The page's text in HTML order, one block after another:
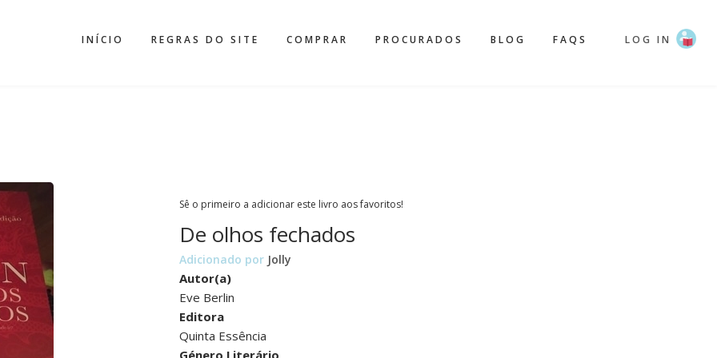
INÍCIO REGRAS DO SITE COMPRAR PROCURADOS BLOG FAQS LOG IN
Sê o primeiro a adicionar este livro aos favoritos!
De olhos fechados
Adicionado por Jolly
Autor(a)
Eve Berlin
Editora
Quinta Essência
Género Literário